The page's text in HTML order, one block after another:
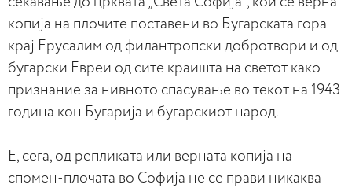
копија на плочите поставени во Бугарската гора
крај Ерусалим од филантропски добротвори и од
бугарски Евреи од сите краишта на светот како
признание за нивното спасување во текот на 1943
година кон Бугарија и бугарскиот народ.
Е, сега, од репликата или верната копија на
спомен-плочата во Софија не се прави никаква